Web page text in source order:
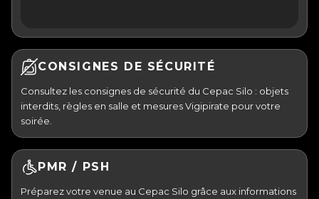
CONSIGNES DE SÉCURITÉ
Consultez les consignes de sécurité du Cepac Silo : objets
interdits, règles en salle et mesures Vigipirate pour votre
soirée.
PMR / PSH
Préparez votre venue au Cepac Silo grâce aux informations